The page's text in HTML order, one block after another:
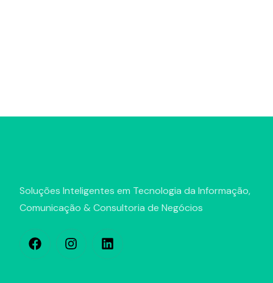
Soluções Inteligentes em Tecnologia da Informação,
Comunicação & Consultoria de Negócios